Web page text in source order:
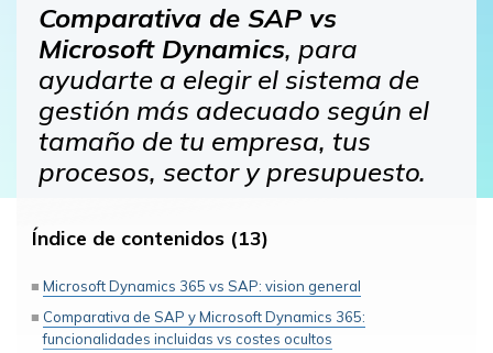
Comparativa de SAP vs
Microsoft Dynamics, para
ayudarte a elegir el sistema de
gestión más adecuado según el
tamaño de tu empresa, tus
procesos, sector y presupuesto.
Índice de contenidos (13)
Microsoft Dynamics 365 vs SAP: vision general
Comparativa de SAP y Microsoft Dynamics 365:
funcionalidades incluidas vs costes ocultos